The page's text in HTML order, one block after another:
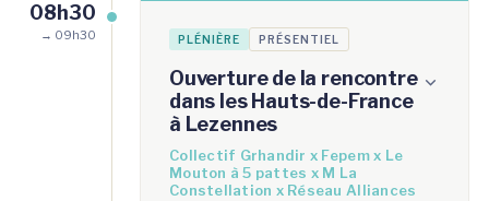
08h30
→ 09h30 PLÉNIÈRE PRÉSENTIEL
Ouverture de la rencontre
dans les Hauts-de-France
à Lezennes
Collectif Grhandir x Fepem x Le
Mouton à 5 pattes x M La
Constellation x Réseau Alliances